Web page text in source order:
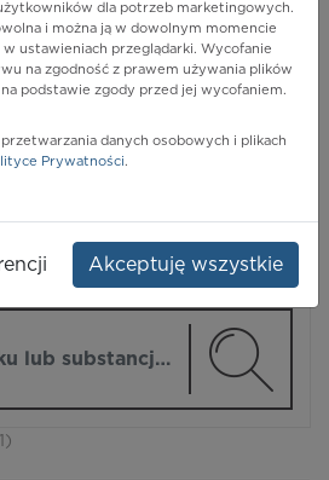
FILTRY
dla potrzeb marketingowych.
i można ją w dowolnym momencie
ustawieniach przeglądarki. Wycofanie
na zgodność z prawem używania plików
podstawie zgody przed jej wycofaniem.
danych osobowych i plikach
Prywatności.
Akceptuję wszystkie